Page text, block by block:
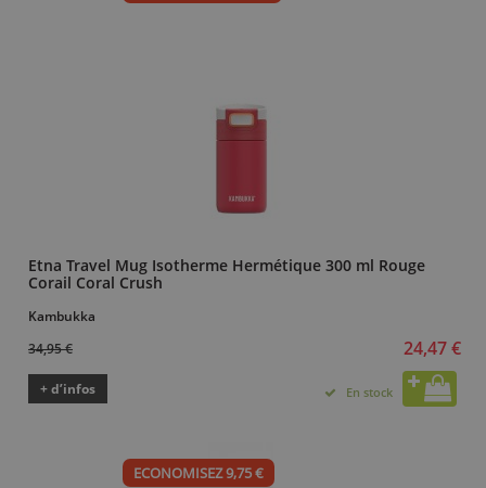
Etna Travel Mug Isotherme Hermétique 300 ml Rouge
Corail Coral Crush
Kambukka
34,95 €
24,47 €
+ d’infos En stock
ECONOMISEZ 9,75 €